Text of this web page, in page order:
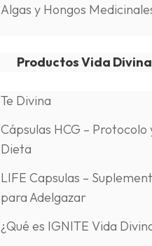
Algas y Hongos
Productos Vida Divina
Te Divina
Cápsulas HCG – Protocolo
Dieta
LIFE Capsulas –
para Adelgazar
¿Qué es IGNITE Vida